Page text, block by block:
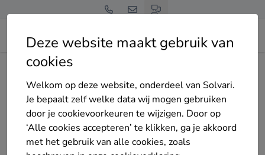
Deze website maakt gebruik van
cookies
Welkom op deze website, onderdeel van Solvari.
Je bepaalt zelf welke data wij mogen gebruiken
door je cookievoorkeuren te wijzigen. Door op
‘Alle cookies accepteren’ te klikken, ga je akkoord
met het gebruik van alle cookies, zoals
Home Thuisbatterij
picard-elektra-velserbroek
Oeps!